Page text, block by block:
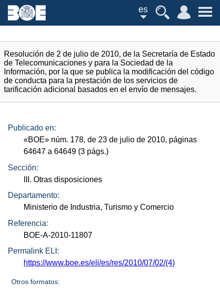
es
Resolución de 2 de julio de 2010, de la Secretaría de Estado
de Telecomunicaciones y para la Sociedad de la
Información, por la que se publica la modificación del código
de conducta para la prestación de los servicios de
tarificación adicional basados en el envío de mensajes.
Publicado en:
«BOE» núm. 178, de 23 de julio de 2010, páginas
64647 a 64649 (3 págs.)
Sección:
III. Otras disposiciones
Departamento:
Ministerio de Industria, Turismo y Comercio
Referencia:
BOE-A-2010-11807
Permalink ELI:
https://www.boe.es/eli/es/res/2010/07/02/(4)
Otros formatos: